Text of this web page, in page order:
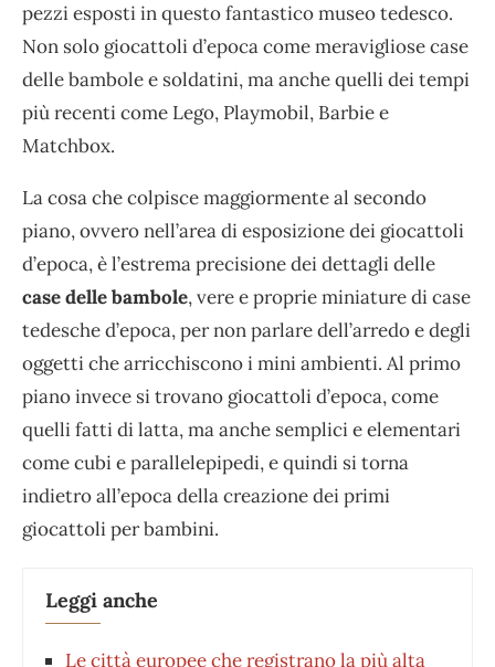
pezzi esposti in questo fantastico museo tedesco.
Non solo giocattoli d’epoca come meravigliose case
delle bambole e soldatini, ma anche quelli dei tempi
più recenti come Lego, Playmobil, Barbie e
Matchbox.
La cosa che colpisce maggiormente al secondo
piano, ovvero nell’area di esposizione dei giocattoli
d’epoca, è l’estrema precisione dei dettagli delle
case delle bambole, vere e proprie miniature di case
tedesche d’epoca, per non parlare dell’arredo e degli
oggetti che arricchiscono i mini ambienti. Al primo
piano invece si trovano giocattoli d’epoca, come
quelli fatti di latta, ma anche semplici e elementari
come cubi e parallelepipedi, e quindi si torna
indietro all’epoca della creazione dei primi
giocattoli per bambini.
Leggi anche
Le città europee che registrano la più alta